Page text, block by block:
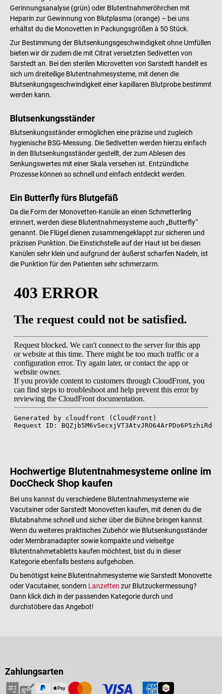
Gerinnungsanalyse (grün) oder Blutentnahmeröhrchen mit
Heparin zur Gewinnung von Blutplasma (orange) – bei uns
erhältst du die Monovetten in Packungsgrößen à 50 Stück.
Zur Bestimmung der Blutsenkungsgeschwindigkeit ohne Umfüllen
bieten wir dir zudem die mit Citrat versetzten Sedivetten von
Sarstedt an. Bei den sterilen Microvetten von Sarstedt handelt es
sich um dreiteilige Blutentnahmesysteme, mit denen die
Blutsenkungsgeschwindigkeit einer kapillaren Blutprobe bestimmt
werden kann.
Blutsenkungsständer
Blutsenkungsständer ermöglichen eine präzise und zugleich
hygienische BSG-Messung. Die Sedivetten werden hierzu einfach
in den Blutsenkungsständer gestellt, der zum Ablesen des
Senkungswertes mit einer Skala versehen ist. Entzündliche
Prozesse können so schnell und einfach entdeckt werden.
Ein Butterfly fürs Blutgefäß
Da die Form der Monovetten-Kanüle an einen Schmetterling
erinnert, werden diese Blutentnahmesysteme auch „Butterfly“
genannt. Die Flügel dienen zusammengeklappt zur sicheren und
präzisen Punktion. Die Einstichstelle auf der Haut ist bei diesen
Kanülen sehr klein und aufgrund der äußerst scharfen Nadeln, ist
die Punktion für den Patienten sehr schmerzarm.
Hochwertige Blutentnahmesysteme online im
DocCheck Shop kaufen
Bei uns kannst du verschiedene Blutentnahmesysteme wie
Vacutainer oder Sarstedt Monovetten kaufen, mit denen du die
Blutabnahme schnell und sicher über die Bühne bringen kannst.
Wenn du weiteres praktisches Zubehör wie Blutsenkungsständer
oder Membranadapter sowie kompakte und vielseitge
Blutentnahmetabletts kaufen möchtest, bist du in dieser
Kategorie ebenfalls bestens aufgehoben.
Du benötigst keine Blutentnahmesysteme wie Sarstedt Monovette
oder Vacutainer, sondern Lanzetten zur Blutzuckermessung?
Dann klick dich in der passenden Kategorie durch und
durchstöbere das Angebot!
Zahlungsarten